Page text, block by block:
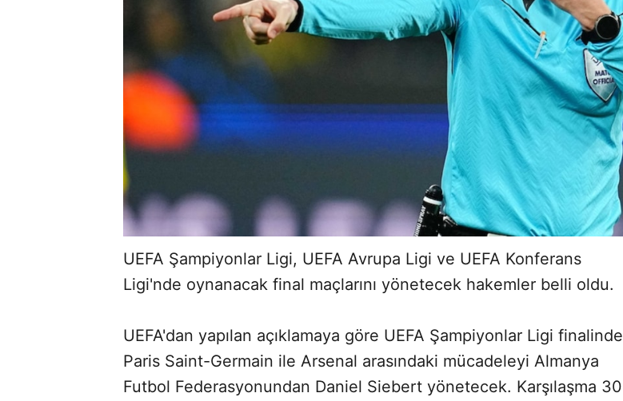
UEFA Şampiyonlar Ligi, UEFA Avrupa Ligi ve UEFA Konferans
Ligi'nde oynanacak final maçlarını yönetecek hakemler belli oldu.
UEFA'dan yapılan açıklamaya göre UEFA Şampiyonlar Ligi finalinde
Paris Saint-Germain ile Arsenal arasındaki mücadeleyi Almanya
Futbol Federasyonundan Daniel Siebert yönetecek. Karşılaşma 30